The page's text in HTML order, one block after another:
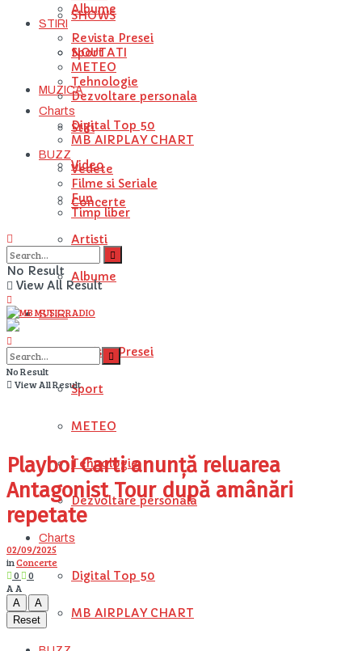
SHOWS
NOUTATI
MUZICA
Stiri
Video
Concerte
Artisti
Albume
STIRI
Revista Presei
Sport
METEO
Tehnologie
Dezvoltare personala
Charts
Digital Top 50
MB AIRPLAY CHART
Albume
STIRI
Revista Presei
Sport
METEO
Tehnologie
Dezvoltare personala
Charts
Digital Top 50
MB AIRPLAY CHART
BUZZ
Vedete
Filme si Seriale
Fun
Timp liber
No Result
View All Result
No Result
View All Result
Playboi Carti anunță reluarea
Antagonist Tour după amânări
repetate
02/09/2025
inConcerte
0
0
A A
A
A
Reset